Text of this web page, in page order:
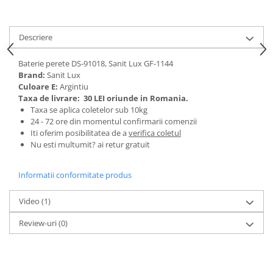
Incubatoare, oparitoare si
deplumatoare
Echipamente pentru animale
Aparate de tuns animale
Piese si accesorii aparate de tuns
animale
Tarcuri animale
Semanatori
Roabe & accesorii
Casute gradina si cutii depozitare
Mobilier gradina
Corturi, Prelate si plase de
Descriere
Baterie perete DS-91018, Sanit Lux GF-1144
Brand: Sanit Lux
Culoare E: Argintiu
Taxa de livrare: 30 LEI oriunde in Romania.
Taxa se aplica coletelor sub 10kg
24 - 72 ore din momentul confirmarii comenzii
Iti oferim posibilitatea de averifica coletul
Nu esti multumit? ai retur gratuit
Informatii conformitate produs
Video (1)
Review-uri(0)